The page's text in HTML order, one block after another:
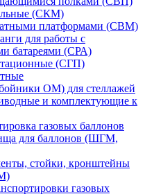
(СКМ)
платформами (СВМ)
для работы с
батареями (СРА)
(СГП)
ОМ) для стеллажей
и комплектующие к
газовых баллонов
для баллонов (ШГМ,
стойки, кронштейны
газовых